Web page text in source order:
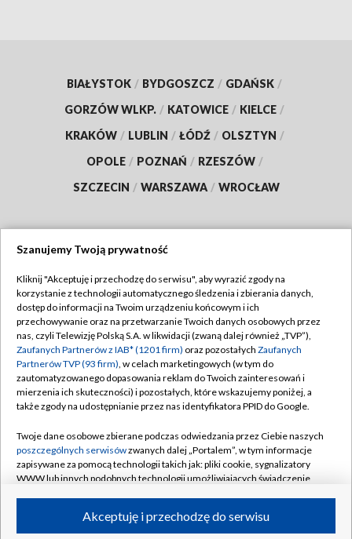
BIAŁYSTOK / BYDGOSZCZ / GDAŃSK /
GORZÓW WLKP. / KATOWICE / KIELCE /
KRAKÓW / LUBLIN / ŁÓDŹ / OLSZTYN /
OPOLE / POZNAŃ / RZESZÓW /
SZCZECIN / WARSZAWA / WROCŁAW
TVP
Abonament TVP
Emisja w TVP
Centrum informacji TVP
Naziemna Telewizja Cyfrowa
Rada Programowa
System NOS
Informacje o nadawcy
Program dla prasy
Regulamin TVP
Polityka prywatności
Moje zgody
Pomoc
Kontakt
Kanały
Szanujemy Twoją prywatność
Kliknij "Akceptuję i przechodzę do serwisu", aby wyrazić zgody na
korzystanie z technologii automatycznego śledzenia i zbierania danych,
dostęp do informacji na Twoim urządzeniu końcowym i ich
przechowywanie oraz na przetwarzanie Twoich danych osobowych przez
nas, czyli Telewizję Polską S.A. w likwidacji (zwaną dalej również „TVP”),
Zaufanych Partnerów z IAB* (1201 firm) oraz pozostałych Zaufanych
Partnerów TVP (93 firm), w celach marketingowych (w tym do
zautomatyzowanego dopasowania reklam do Twoich zainteresowań i
mierzenia ich skuteczności) i pozostałych, które wskazujemy poniżej, a
także zgody na udostępnianie przez nas identyfikatora PPID do Google.
Twoje dane osobowe zbierane podczas odwiedzania przez Ciebie naszych
poszczególnych serwisówzwanych dalej „Portalem”, w tym informacje
zapisywane za pomocą technologii takich jak: pliki cookie, sygnalizatory
WWW lub innych podobnych technologii umożliwiających świadczenie
ruchu w Internecie.Akceptuję i przechodzę do serwisu